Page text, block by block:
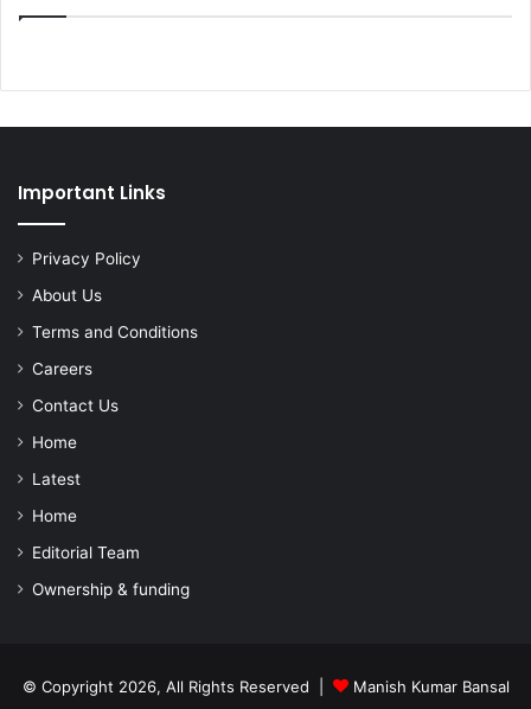
Important Links
Privacy Policy
About Us
Terms and Conditions
Careers
Contact Us
Home
Latest
Home
Editorial Team
Ownership & funding
© Copyright 2026, All Rights Reserved | Manish Kumar Bansal